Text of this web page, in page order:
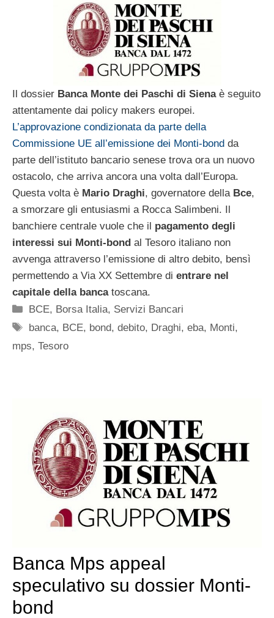
Il dossier Banca Monte dei Paschi di Siena è seguito
attentamente dai policy makers europei.
L’approvazione condizionata da parte della
Commissione UE all’emissione dei Monti-bond da
parte dell’istituto bancario senese trova ora un nuovo
ostacolo, che arriva ancora una volta dall’Europa.
Questa volta è Mario Draghi, governatore della Bce,
a smorzare gli entusiasmi a Rocca Salimbeni. Il
banchiere centrale vuole che il pagamento degli
interessi sui Monti-bond al Tesoro italiano non
avvenga attraverso l’emissione di altro debito, bensì
permettendo a Via XX Settembre di entrare nel
capitale della banca toscana.
Categorie
BCE, Borsa Italia, Servizi Bancari
Tag
banca, BCE, bond,debito, Draghi,eba, Monti,
mps, Tesoro
Banca Mps appeal
speculativo su dossier Monti-
bond